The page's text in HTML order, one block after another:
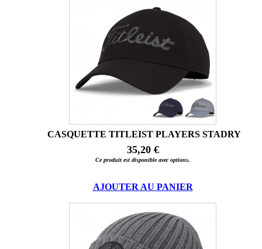
CASQUETTE TITLEIST PLAYERS STADRY
35,20 €
Ce produit est disponible avec options.
AJOUTER AU PANIER